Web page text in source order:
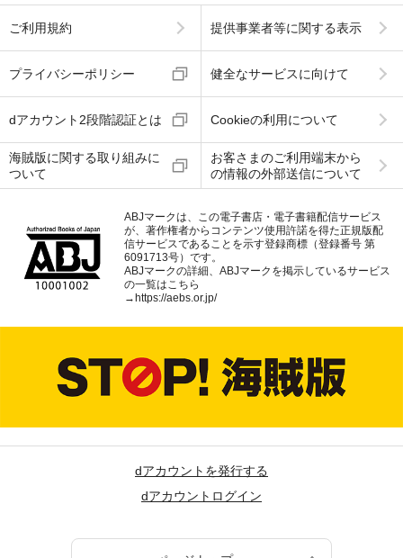
ご利用規約 提供事業者等に関する表示
プライバシーポリシー 健全なサービスに向けて
dアカウント2段階認証とは Cookieの利用について
海賊版に関する取り組みに
ついて
お客さまのご利用端末から
の情報の外部送信について
ABJマークは、この電子書店・電子書籍配信サービス
が、著作権者からコンテンツ使用許諾を得た正規版配
信サービスであることを示す登録商標（登録番号 第
6091713号）です。
ABJマークの詳細、ABJマークを掲示しているサービス
の一覧はこちら
→ https://aebs.or.jp/
dアカウントを発行する
dアカウントログイン